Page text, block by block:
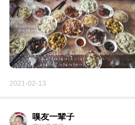
2021-02-13
嗅友一辈子